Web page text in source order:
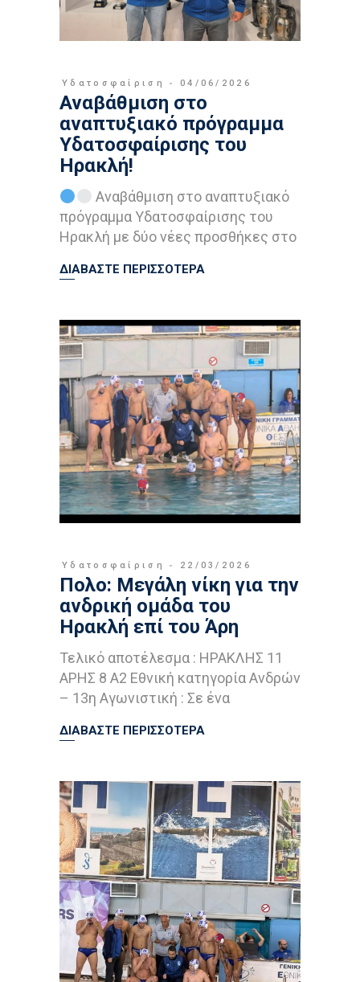
Υδατοσφαίριση 04/06/2026
Αναβάθμιση στο
αναπτυξιακό πρόγραμμα
Υδατοσφαίρισης του
Ηρακλή!
Αναβάθμιση στο αναπτυξιακό
πρόγραμμα Υδατοσφαίρισης του
Ηρακλή με δύο νέες προσθήκες στο
ΔΙΑΒΑΣΤΕ ΠΕΡΙΣΣΟΤΕΡΑ
Υδατοσφαίριση 22/03/2026
Πολο: Μεγάλη νίκη για την
ανδρική ομάδα του
Ηρακλή επί του Άρη
Τελικό αποτέλεσμα : ΗΡΑΚΛΗΣ 11
ΑΡΗΣ 8 Α2 Εθνική κατηγορία Ανδρών
– 13η Αγωνιστική : Σε ένα
ΔΙΑΒΑΣΤΕ ΠΕΡΙΣΣΟΤΕΡΑ